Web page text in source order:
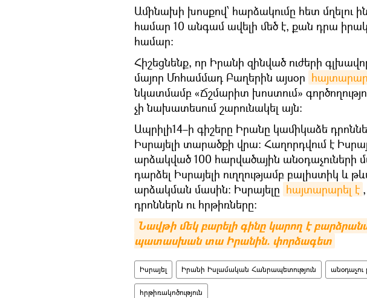
Ամինախի խոսքով՝ հարձակումը հետ մղելու
համար 10 անգամ ավելի մեծ է, քան դրա
համար։
Հիշեցնենք, որ Իրանի զինված ուժերի
մայոր Մոհամմադ Բաղերին այսօր
նկատմամբ «Ճշմարիտ խոստում»
չի նախատեսում շարունակել այն։
Ապրիլի14–ի գիշերը Իրանը կամիկաձե
Իսրայելի տարածքի վրա։ Հաղորդվում է
արձակված 100 հարվածային անօդաչուների
դարձել Իսրայելի ուղղությամբ բալիստիկ և
արձակման մասին։ Իսրայելը հայտարարել է
դրոններն ու հրթիռները։
Նավթի մեկ բարելի գինը կարող է
պատասխան տա Իրանին. փորձագետ
Իսրայել Իրանի Իսլամական Հանրապետություն
հրթիռակոծություն